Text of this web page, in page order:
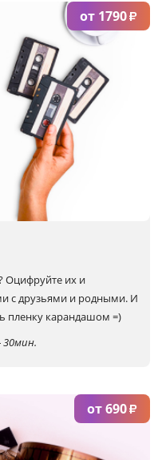
Оцифруйте их и
с друзьями и родными. И
пленку карандашом =)
от 1790₽
от 690₽